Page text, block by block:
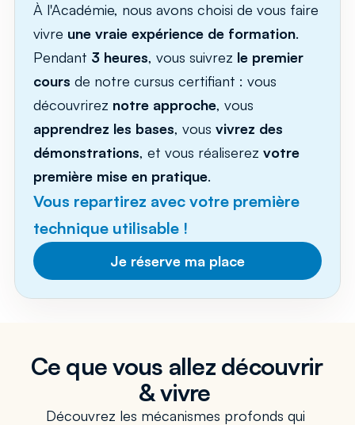
À l'Académie, nous avons choisi de vous faire
vivre une vraie expérience de formation.
Pendant 3 heures, vous suivrez le premier
cours de notre cursus certifiant : vous
découvrirez notre approche
apprendrez les bases, vous vivrez des
démonstrations, et vous réaliserez votre
première mise en pratique.
Vous repartirez avec votre première
technique utilisable !
Je réserve ma place
Ce que vous allez découvrir
& vivre
Découvrez les mécanismes profonds qui